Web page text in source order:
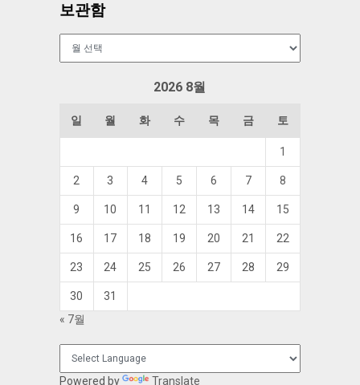
보관함
2026 8월
일 월 화 수 목 금 토
1
2 3 4 5 6 7 8
9 10 11 12 13 14 15
16 17 18 19 20 21 22
23 24 25 26 27 28 29
30
31
« 7월
Powered by Translate